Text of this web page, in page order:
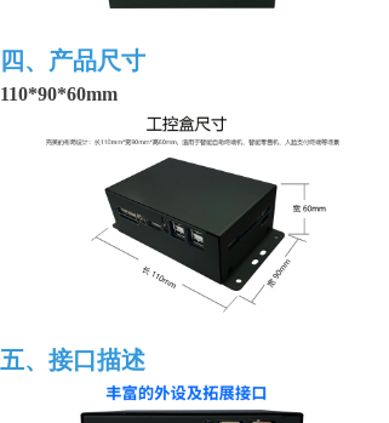
四、产品尺寸
110*90*60mm
五、接口描述